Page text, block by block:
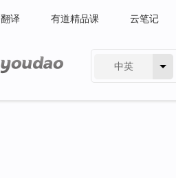
翻译 有道精品课 云笔记
中英